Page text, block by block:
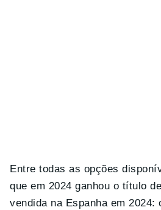
Entre todas as opções
que em 2024 ganhou o título
vendida na Espanha em 2024: